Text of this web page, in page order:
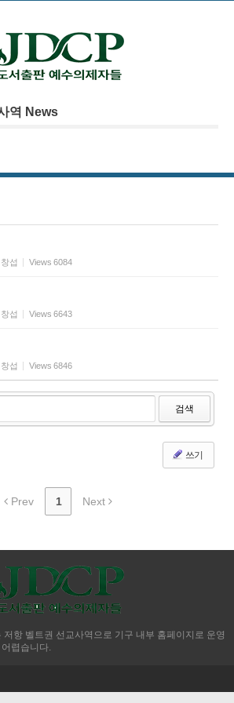
역 News
섭 Views 6084
섭 Views 6643
섭 Views 6846
검색
쓰기
Prev 1 Next
항 벨트권 선교사역으로 기구 내부 홈페이지로 운영
렵습니다.
스케치북5
스케치북5